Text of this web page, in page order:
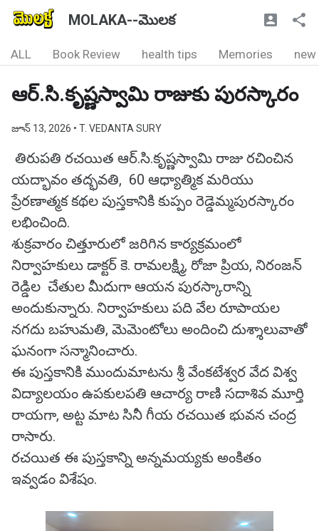
MOLAKA--మొలక
ALL Book Review health tips Memories new
ఆర్.సి.కృష్ణస్వామి రాజుకు పురస్కారం
జూన్ 13, 2026 • T. VEDANTA SURY
తిరుపతి రచయిత ఆర్.సి.కృష్ణస్వామి రాజు రచించిన
యద్భావం తద్భవతి, 60 ఆధ్యాత్మిక మరియు
ప్రేరణాత్మక కథల పుస్తకానికి కుప్పం రెడ్డెమ్మపురస్కారం
లభించింది.
శుక్రవారం చిత్తూరులో జరిగిన కార్యక్రమంలో
నిర్వాహకులు డాక్టర్ కె. రామలక్ష్మి, రోజా ప్రియ, నిరంజన్
రెడ్డిల చేతుల మీదుగా ఆయన పురస్కారాన్ని
అందుకున్నారు. నిర్వాహకులు పది వేల రూపాయల
నగదు బహుమతి, మెమెంటోలు అందించి దుశ్శాలువాతో
ఘనంగా సన్మానించారు.
ఈ పుస్తకానికి ముందుమాటను శ్రీ వేంకటేశ్వర వేద విశ్వ
విద్యాలయం ఉపకులపతి ఆచార్య రాణి సదాశివ మూర్తి
రాయగా, అట్ట మాట సినీ గీయ రచయిత భువన చంద్ర
రాసారు.
రచయిత ఈ పుస్తకాన్ని అన్నమయ్యకు అంకితం
ఇవ్వడం విశేషం.